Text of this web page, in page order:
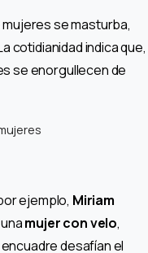
se masturba,
cotidianidad indica que,
se enorgullecen de
ejemplo, Miriam
mujer con velo,
desafían el